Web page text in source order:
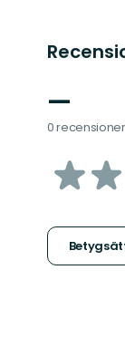
—
0 recensioner
av